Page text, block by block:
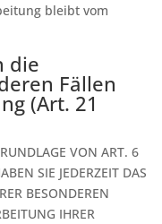
bleibt vom
die
Fällen
(Art. 21
VON ART. 6
SIE JEDERZEIT DAS
BESONDEREN
IHRER